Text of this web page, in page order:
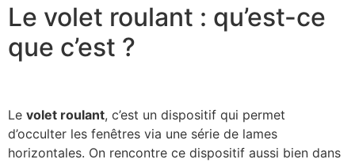
Le volet roulant : qu’est-ce
que c’est ?
Le volet roulant, c’est un dispositif qui permet
d’occulter les fenêtres via une série de lames
horizontales. On rencontre ce dispositif aussi bien dans